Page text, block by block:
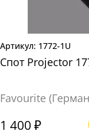
1772-1U
Спот Projector
Favourite
1 400 ₽